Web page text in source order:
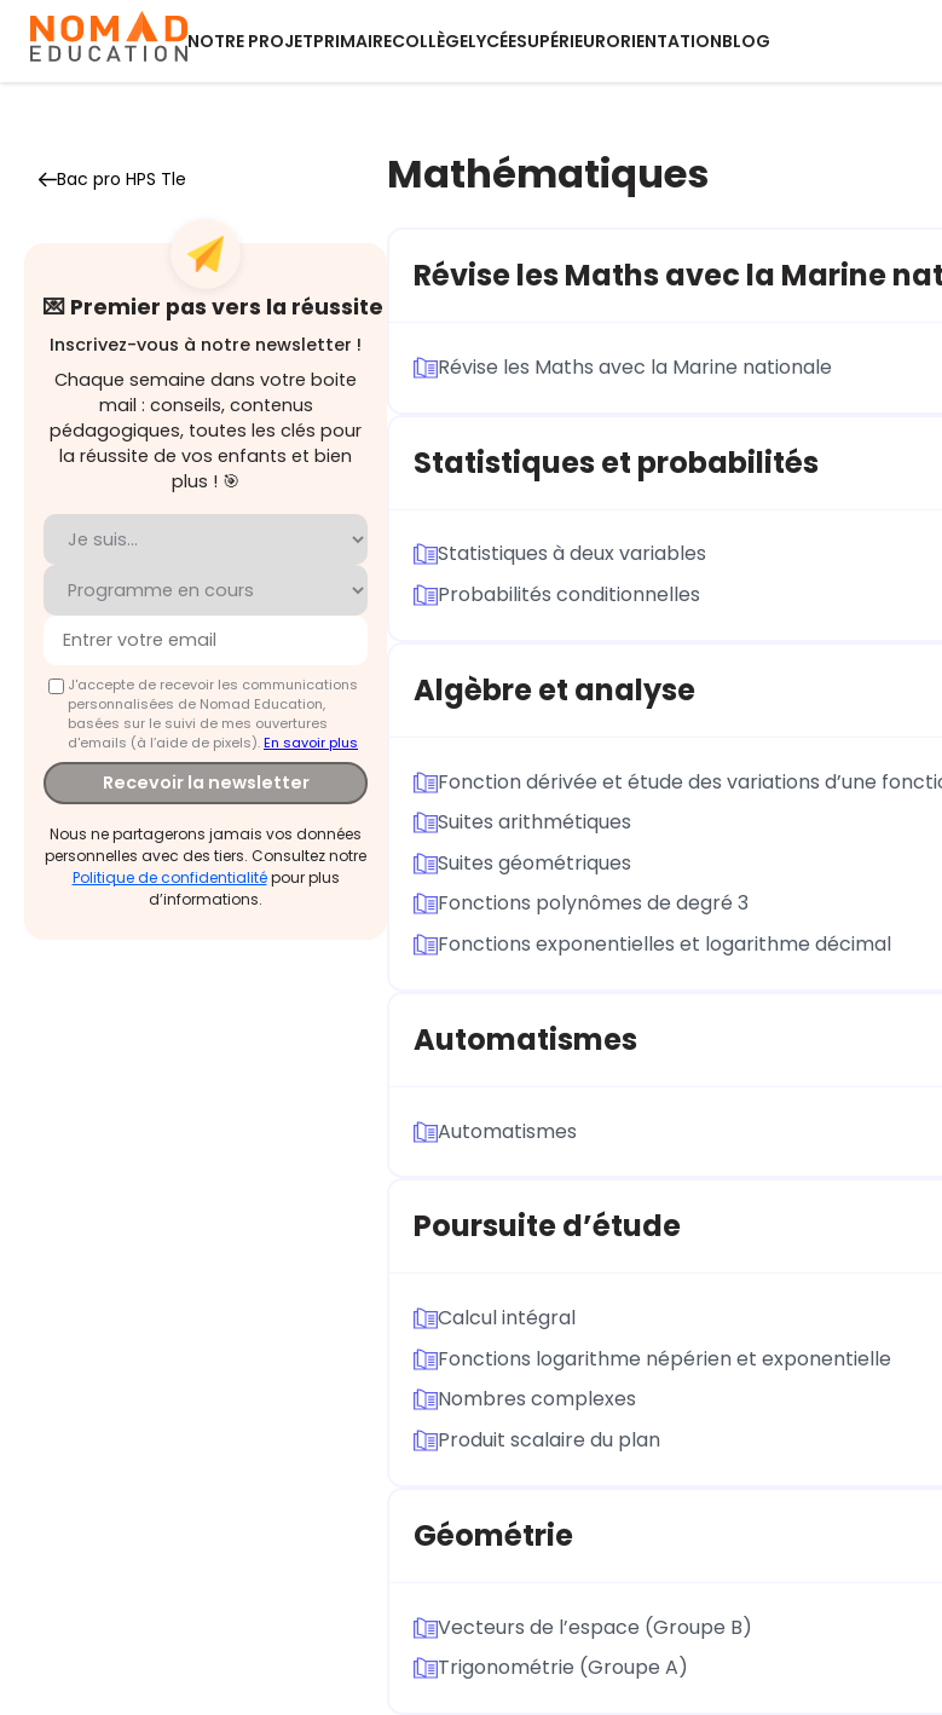
NOTRE PROJETPRIMAIRECOLLÈGELYCÉESUPÉRIEURORIENTATIONBLOG
Bac pro HPS Tle
💌 Premier pas vers la réussite
Inscrivez-vous à notre newsletter !
Chaque semaine dans votre boite
mail : conseils, contenus
pédagogiques, toutes les clés pour
la réussite de vos enfants et bien
plus ! 🎯
J'accepte de recevoir les communications
personnalisées de Nomad Education,
basées sur le suivi de mes ouvertures
d'emails (à l’aide de pixels).En savoir plus
Recevoir la newsletter
Nous ne partagerons jamais vos données
personnelles avec des tiers. Consultez notre
Politique de confidentialitépour plus
d’informations.
Mathématiques
Révise les Maths avec la Marine
Révise les Maths avec la Marine nationale
Statistiques et probabilités
Statistiques à deux variables
Probabilités conditionnelles
Algèbre et analyse
Fonction dérivée et étude des variations d’une
Suites arithmétiques
Suites géométriques
Fonctions polynômes de degré 3
Fonctions exponentielles et logarithme décimal
Automatismes
Automatismes
Poursuite d’étude
Calcul intégral
Fonctions logarithme népérien et exponentielle
Nombres complexes
Produit scalaire du plan
Géométrie
Vecteurs de l’espace (Groupe B)
Trigonométrie (Groupe A)